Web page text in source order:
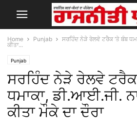
Home Punjab
ਸਰਹਿੰਦ ਨੇੜੇ ਰੇਲਵੇ ਟਰੈਕ ‘ਤੇ ਬੰਬ
ਕੀਤਾ...
Punjab
ਸਰਹਿੰਦ ਨੇੜੇ ਰੇਲਵੇ ਟਰੈਕ
ਧਮਾਕਾ, ਡੀ.ਆਈ.ਜੀ.
ਕੀਤਾ ਮੌਕੇ ਦਾ ਦੌਰਾ